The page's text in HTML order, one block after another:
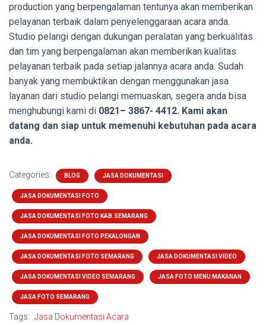
production yang berpengalaman tentunya akan memberikan
pelayanan terbaik dalam penyelenggaraan acara anda.
Studio pelangi dengan dukungan peralatan yang berkualitas
dan tim yang berpengalaman akan memberikan kualitas
pelayanan terbaik pada setiap jalannya acara anda. Sudah
banyak yang membuktikan dengan menggunakan jasa
layanan dari studio pelangi memuaskan, segera anda bisa
menghubungi kami di 0821– 3867- 4412. Kami akan
datang dan siap untuk memenuhi kebutuhan pada acara
anda.
Categories: BLOG JASA DOKUMENTASI
JASA DOKUMENTASI FOTO
JASA DOKUMENTASI FOTO KAB.SEMARANG
JASA DOKUMENTASI FOTO PEKALONGAN
JASA DOKUMENTASI FOTO SEMARANG JASA DOKUMENTASI VIDEO
JASA DOKUMENTASI VIDEO SEMARANG JASA FOTO MENU MAKANAN
JASA FOTO SEMARANG
Tags: Jasa Dokumentasi Acara